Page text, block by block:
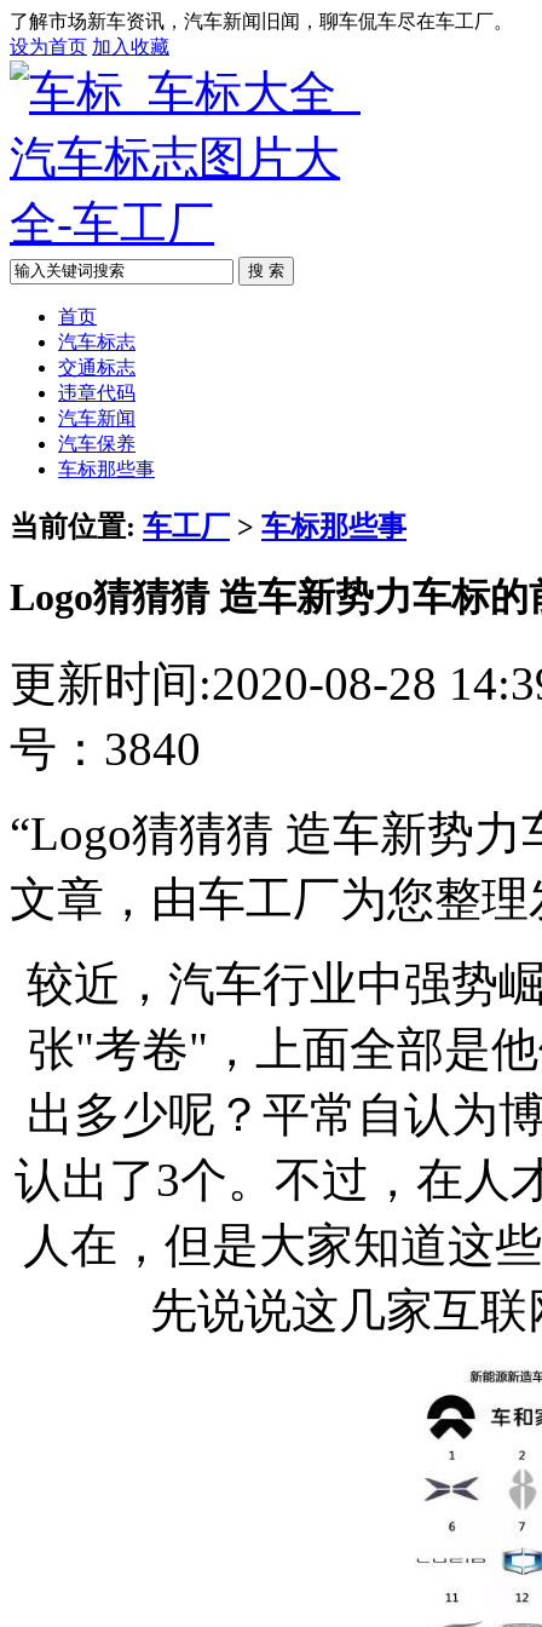
了解市场新车资讯，汽车新闻旧闻，聊车侃车尽在车工厂。
设为首页 加入收藏
搜 索
首页
汽车标志
交通标志
违章代码
汽车新闻
汽车保养
车标那些事
当前位置: 车工厂 > 车标那些事
Logo猜猜猜 造车新势力车标的
更新时间:2020-08-28
号：3840
“Logo猜猜猜 造车新势
文章，由车工厂为您整理
较近，汽车行业中强势
张"考卷"，上面全部是
出多少呢？平常自认为
认出了3个。不过，在人
人在，但是大家知道这
先说说这几家互